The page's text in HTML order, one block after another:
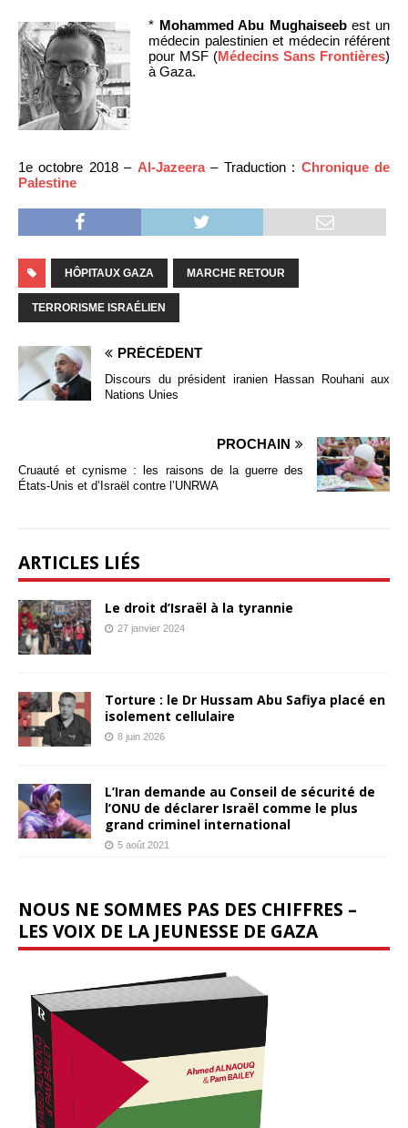
* Mohammed Abu Mughaiseebest un
médecin palestinien et médecin référent
pour MSF (Médecins Sans Frontières)
à Gaza.
1e octobre 2018 – Al-Jazeera– Traduction : Chronique de
Palestine
HÔPITAUX GAZA MARCHE RETOUR
TERRORISME ISRAÉLIEN
PRÉCÉDENT
Discours du président iranien Hassan Rouhani aux
Nations Unies
PROCHAIN
Cruauté et cynisme : les raisons de la guerre des
États-Unis et d’Israël contre l’UNRWA
ARTICLES LIÉS
Le droit d’Israël à la tyrannie
27 janvier 2024
Torture : le Dr Hussam Abu Safiya placé en
isolement cellulaire
8 juin 2026
L’Iran demande au Conseil de sécurité de
l’ONU de déclarer Israël comme le plus
grand criminel international
5 août 2021
NOUS NE SOMMES PAS DES CHIFFRES –
LES VOIX DE LA JEUNESSE DE GAZA